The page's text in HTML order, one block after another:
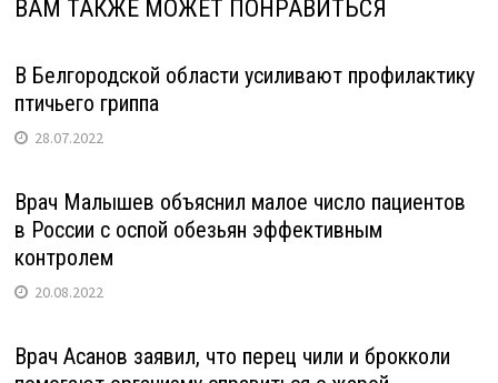
ВАМ ТАКЖЕ МОЖЕТ ПОНРАВИТЬСЯ
В Белгородской области усиливают профилактику
птичьего гриппа
28.07.2022
Врач Малышев объяснил малое число пациентов
в России с оспой обезьян эффективным
контролем
20.08.2022
Врач Асанов заявил, что перец чили и брокколи